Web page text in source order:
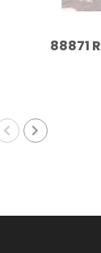
88871